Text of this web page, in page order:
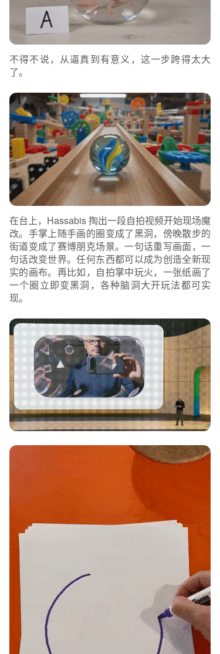
不得不说，从逼真到有意义，这一步跨得太大
了。
在台上，Hassabis 掏出一段自拍视频开始现场魔
改。手掌上随手画的圈变成了黑洞，傍晚散步的
街道变成了赛博朋克场景。一句话重写画面，一
句话改变世界。任何东西都可以成为创造全新现
实的画布。再比如，自拍掌中玩火，一张纸画了
一个圈立即变黑洞，各种脑洞大开玩法都可实
现。